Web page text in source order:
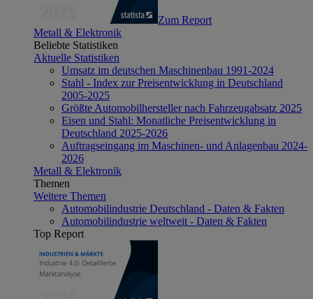
Zum Report
Metall & Elektronik
Beliebte Statistiken
Aktuelle Statistiken
Umsatz im deutschen Maschinenbau 1991-2024
Stahl - Index zur Preisentwicklung in Deutschland
2005-2025
Größte Automobilhersteller nach Fahrzeugabsatz 2025
Eisen und Stahl: Monatliche Preisentwicklung in
Deutschland 2025-2026
Auftragseingang im Maschinen- und Anlagenbau 2024-
2026
Metall & Elektronik
Themen
Weitere Themen
Automobilindustrie Deutschland - Daten & Fakten
Automobilindustrie weltweit - Daten & Fakten
Top Report